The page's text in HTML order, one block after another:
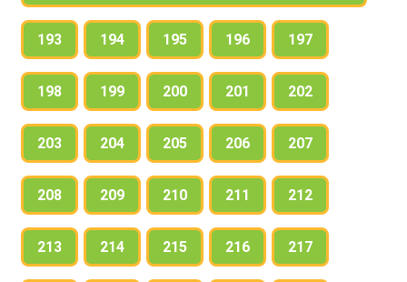
193 194 195 196 197
198 199 200 201 202
203 204 205 206 207
208 209 210 211 212
213 214 215 216 217